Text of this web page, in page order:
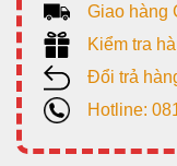
Giao hàng
Kiểm tra
Đổi trả
Hotline: